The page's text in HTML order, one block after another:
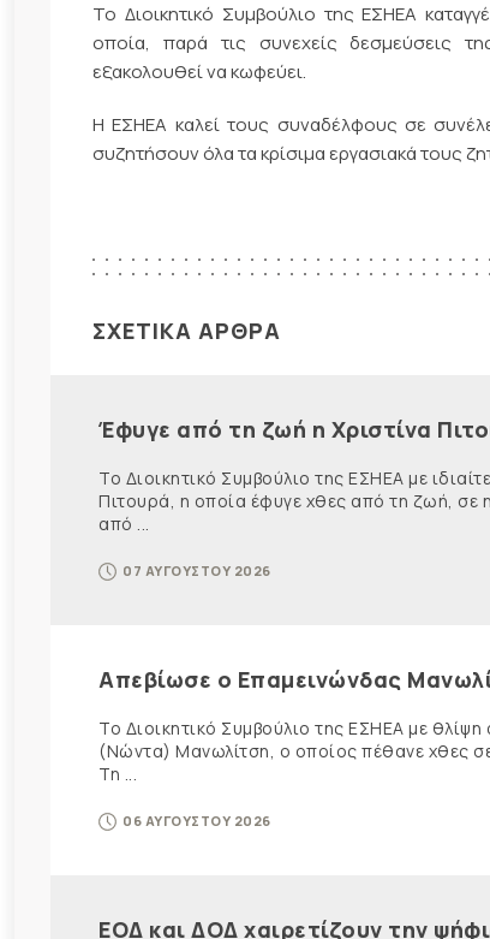
Το Διοικητικό Συμβούλιο της ΕΣΗΕΑ
οποία, παρά τις συνεχείς δεσμεύσεις
εξακολουθεί να κωφεύει.
Η ΕΣΗΕΑ καλεί τους συναδέλφους σε
συζητήσουν όλα τα κρίσιμα εργασιακά τους
ΣΧΕΤΙΚΑ ΑΡΘΡΑ
Έφυγε από τη ζωή η Χριστίνα
Το Διοικητικό Συμβούλιο της ΕΣΗΕΑ με
Πιτουρά, η οποία έφυγε χθες από τη ζωή, σε
από ...
07 ΑΥΓΟΥΣΤΟΥ 2026
Απεβίωσε ο Επαμεινώνδας
Το Διοικητικό Συμβούλιο της ΕΣΗΕΑ με
(Νώντα) Μανωλίτση, ο οποίος πέθανε χθες
Τη ...
06 ΑΥΓΟΥΣΤΟΥ 2026
ΕΟΔ και ΔΟΔ χαιρετίζουν την